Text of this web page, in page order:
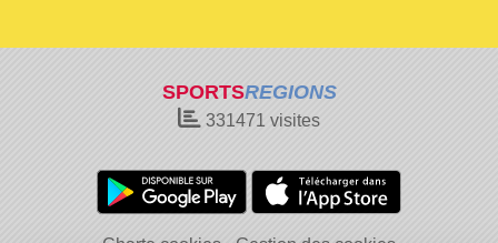
SPORTSREGIONS
331471 visites